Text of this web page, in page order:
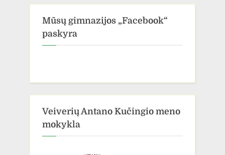
Mūsų gimnazijos „Facebook“
paskyra
Veiverių Antano Kučingio meno
mokykla